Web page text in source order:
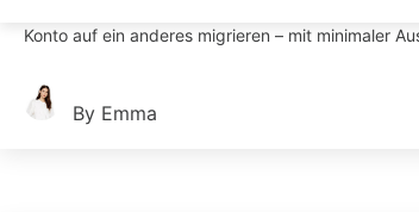
Konto auf ein anderes migrieren – mit minimaler
By Emma